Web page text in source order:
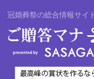
冠婚葬祭の総合情報サイ